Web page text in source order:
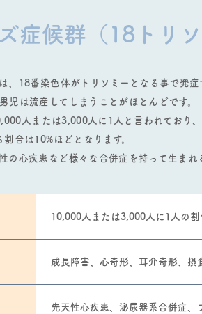
症候群（18トリソ
、18番染⾊体がトリソミーとなる事で発症
児は流産してしまうことがほとんどです。
⼈または3,000⼈に1⼈と⾔われており
合は10%ほどとなります。
の⼼疾患など様々な合併症を持って⽣まれ
10,000人または3,000人に1人の割
成長障害、心奇形、耳介奇形、
先天性心疾患、泌尿器系合併症